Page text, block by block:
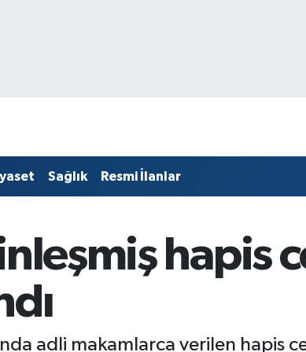
Sağlık Resmi İlanlar
hapis
adli makamlarca verilen hapis